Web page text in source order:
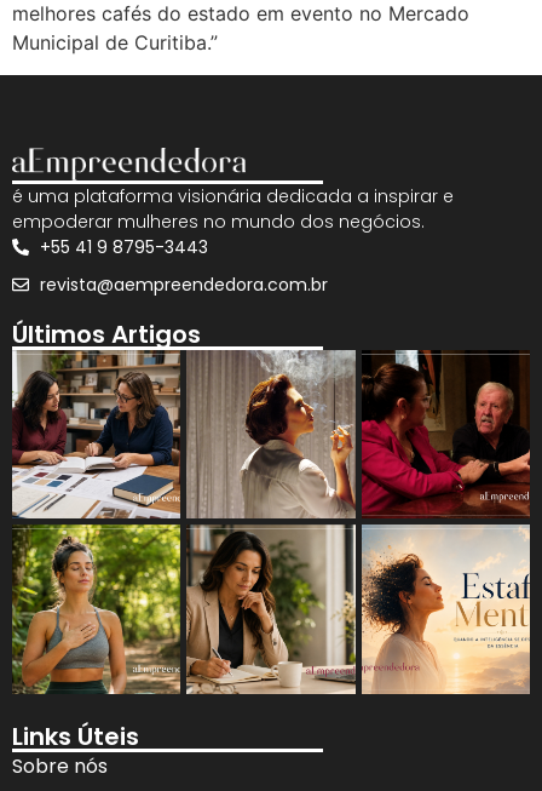
melhores cafés do estado em evento no Mercado
Municipal de Curitiba.”
é uma plataforma visionária dedicada a inspirar e
empoderar mulheres no mundo dos negócios.
+55 41 9 8795-3443
revista@aempreendedora.com.br
Últimos Artigos
Links Úteis
Sobre nós